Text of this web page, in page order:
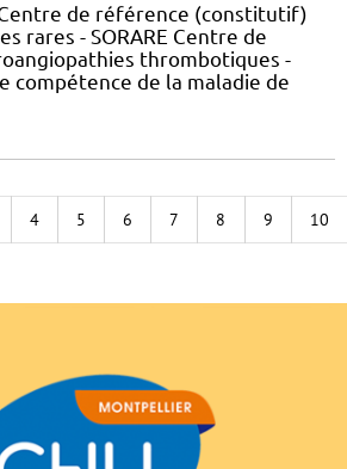
de référence (constitutif)
rares - SORARE Centre de
thrombotiques -
compétence de la maladie de
4 5 6 7 8 9 10